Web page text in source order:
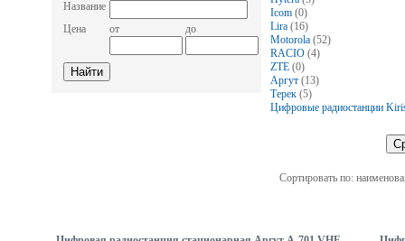
Название
Цена
от до
Icom (0)
Lira (16)
Motorola (52)
RACIO (4)
ZTE (0)
Аргут (13)
Терек (5)
Цифровые радиостанции
Сортировать по: